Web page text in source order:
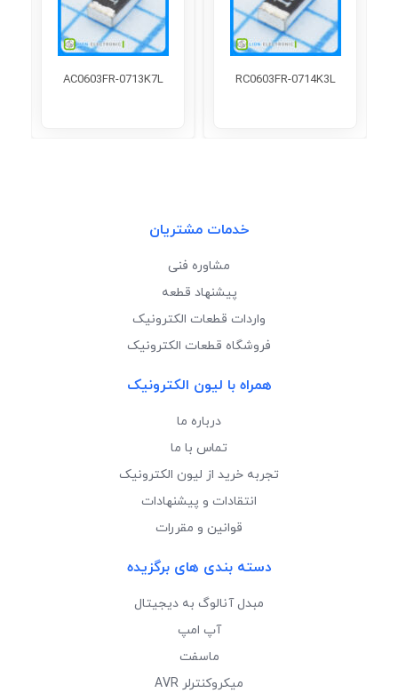
RC0603FR-0714K3L
AC0603FR-0713K7L
خدمات مشتریان
مشاوره فنی
پیشنهاد قطعه
واردات قطعات الکترونیک
فروشگاه قطعات الکترونیک
همراه با لیون الکترونیک
درباره ما
تماس با ما
تجربه خرید از لیون الکترونیک
انتقادات و پیشنهادات
قوانین و مقررات
دسته بندی های برگزیده
مبدل آنالوگ به دیجیتال
آپ امپ
ماسفت
میکروکنترلر AVR